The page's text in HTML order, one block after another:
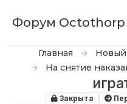
Форум Octothorp
Главная
На снятие
Закрыта